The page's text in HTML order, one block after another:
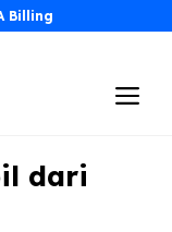
Billing
dari